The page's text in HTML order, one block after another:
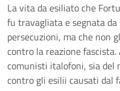
La vita da esiliato che
fu travagliata e segnata
persecuzioni, ma che non
contro la reazione
comunisti italofoni, sia del
contro gli esilii causati dal